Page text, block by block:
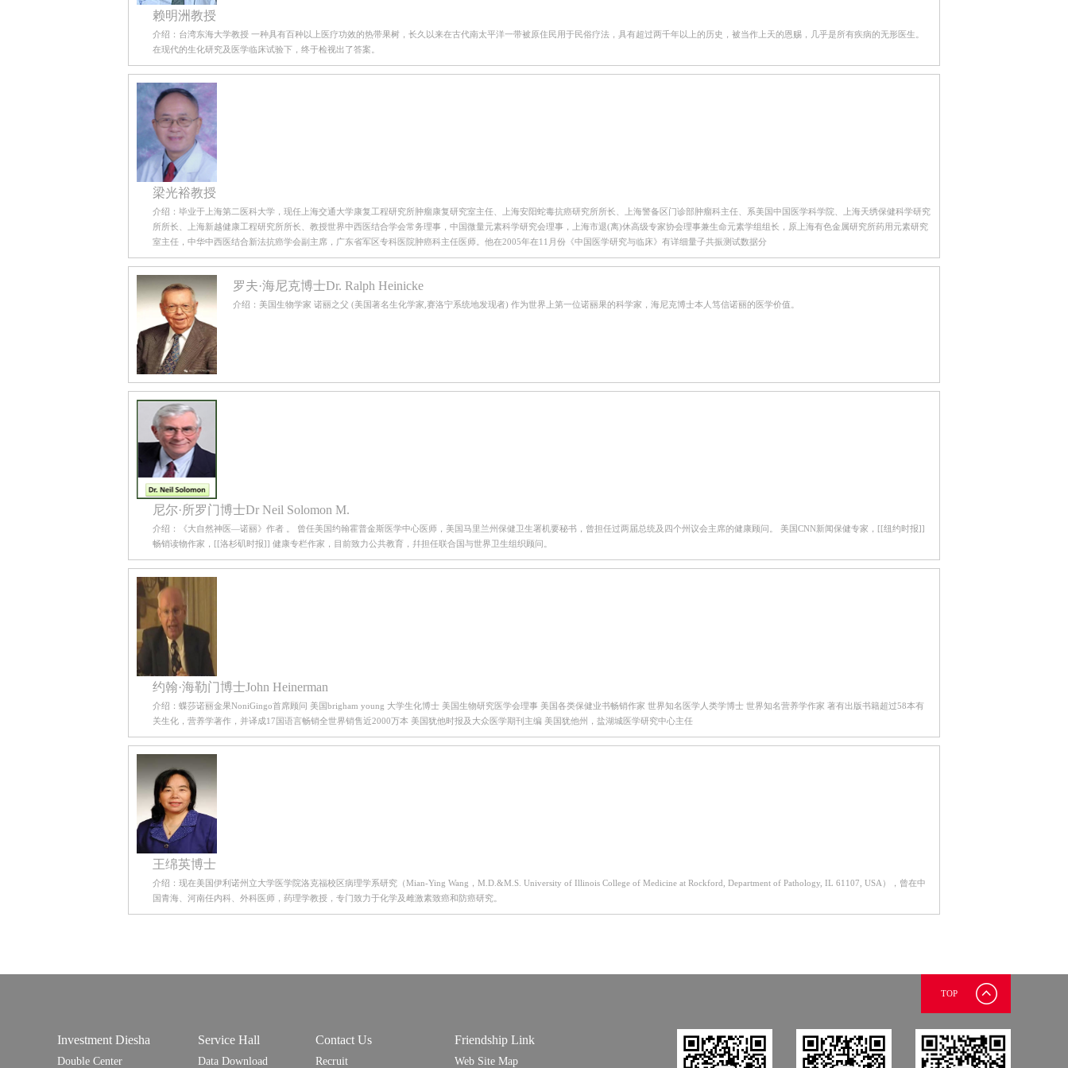
赖明洲教授
介绍：台湾东海大学教授 一种具有百种以上医疗功效的热带果树，长久以来在古代南太平洋一带被原住民用于民俗疗法，具有超过两千年以上的历史，被当作上天的恩赐，几乎是所有疾病的无形医生。
在现代的生化研究及医学临床试验下，终于检视出了答案。
梁光裕教授
介绍：毕业于上海第二医科大学，现任上海交通大学康复工程研究所肿瘤康复研究室主任、上海安阳蛇毒抗癌研究所所长、上海警备区门诊部肿瘤科主任、系美国中国医学科学院、上海天绣保健科学研究
所所长、上海新越健康工程研究所所长、教授世界中西医结合学会常务理事，中国微量元素科学研究会理事，上海市退(离)休高级专家协会理事兼生命元素学组组长，原上海有色金属研究所药用元素研究
室主任，中华中西医结合新法抗癌学会副主席，广东省军区专科医院肿癌科主任医师。他在2005年在11月份《中国医学研究与临床》有详细量子共振测试数据分
罗夫·海尼克博士Dr. Ralph Heinicke
介绍：美国生物学家 诺丽之父 (美国著名生化学家,赛洛宁系统地发现者) 作为世界上第一位诺丽果的科学家，海尼克博士本人笃信诺丽的医学价值。
尼尔·所罗门博士Dr Neil Solomon M.
介绍：《大自然神医—诺丽》作者 。 曾任美国约翰霍普金斯医学中心医师，美国马里兰州保健卫生署机要秘书，曾担任过两届总统及四个州议会主席的健康顾问。 美国CNN新闻保健专家，[[纽约时报]]
畅销读物作家，[[洛杉矶时报]] 健康专栏作家，目前致力公共教育，幷担任联合国与世界卫生组织顾问。
约翰·海勒门博士John Heinerman
介绍：蝶莎诺丽金果NoniGingo首席顾问 美国brigham young 大学生化博士 美国生物研究医学会理事 美国各类保健业书畅销作家 世界知名医学人类学博士 世界知名营养学作家 著有出版书籍超过58本有
关生化，营养学著作，并译成17国语言畅销全世界销售近2000万本 美国犹他时报及大众医学期刊主编 美国犹他州，盐湖城医学研究中心主任
王绵英博士
介绍：现在美国伊利诺州立大学医学院洛克福校区病理学系研究（Mian-Ying Wang，M.D.&M.S. University of Illinois College of Medicine at Rockford, Department of Pathology, IL 61107, USA），曾在中
国青海、河南任内科、外科医师，药理学教授，专门致力于化学及雌激素致癌和防癌研究。
TOP
Investment Diesha
Double Center
Service Hall
Data Download
Contact Us
Recruit
Friendship Link
Web Site Map